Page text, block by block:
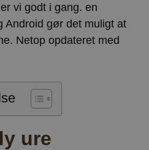
vi godt i gang. en
Android gør det muligt at
Netop opdateret med
ure